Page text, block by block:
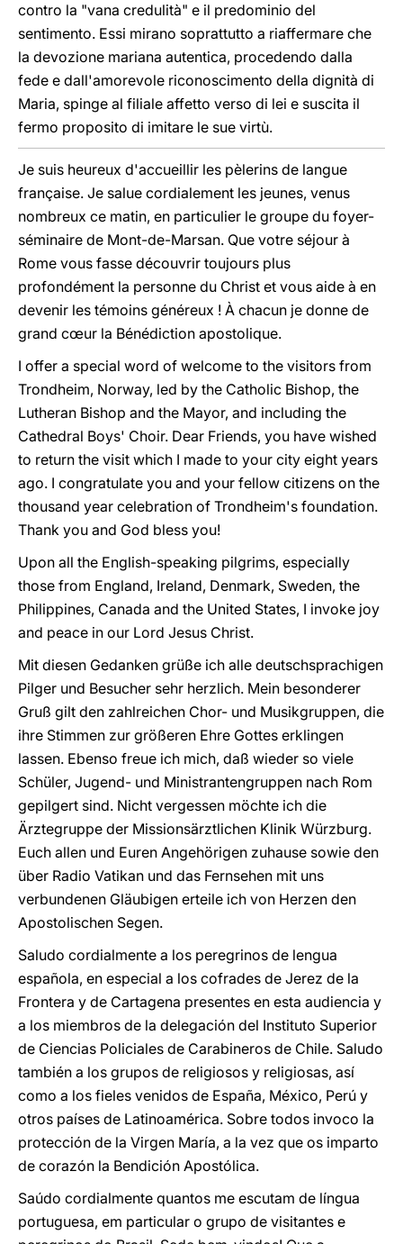
contro la "vana credulità" e il predominio del
sentimento. Essi mirano soprattutto a riaffermare che
la devozione mariana autentica, procedendo dalla
fede e dall'amorevole riconoscimento della dignità di
Maria, spinge al filiale affetto verso di lei e suscita il
fermo proposito di imitare le sue virtù.
Je suis heureux d'accueillir les pèlerins de langue
française. Je salue cordialement les jeunes, venus
nombreux ce matin, en particulier le groupe du foyer-
séminaire de Mont-de-Marsan. Que votre séjour à
Rome vous fasse découvrir toujours plus
profondément la personne du Christ et vous aide à en
devenir les témoins généreux ! À chacun je donne de
grand cœur la Bénédiction apostolique.
I offer a special word of welcome to the visitors from
Trondheim, Norway, led by the Catholic Bishop, the
Lutheran Bishop and the Mayor, and including the
Cathedral Boys' Choir. Dear Friends, you have wished
to return the visit which I made to your city eight years
ago. I congratulate you and your fellow citizens on the
thousand year celebration of Trondheim's foundation.
Thank you and God bless you!
Upon all the English-speaking pilgrims, especially
those from England, Ireland, Denmark, Sweden, the
Philippines, Canada and the United States, I invoke joy
and peace in our Lord Jesus Christ.
Mit diesen Gedanken grüße ich alle deutschsprachigen
Pilger und Besucher sehr herzlich. Mein besonderer
Gruß gilt den zahlreichen Chor- und Musikgruppen, die
ihre Stimmen zur größeren Ehre Gottes erklingen
lassen. Ebenso freue ich mich, daß wieder so viele
Schüler, Jugend- und Ministrantengruppen nach Rom
gepilgert sind. Nicht vergessen möchte ich die
Ärztegruppe der Missionsärztlichen Klinik Würzburg.
Euch allen und Euren Angehörigen zuhause sowie den
über Radio Vatikan und das Fernsehen mit uns
verbundenen Gläubigen erteile ich von Herzen den
Apostolischen Segen.
Saludo cordialmente a los peregrinos de lengua
española, en especial a los cofrades de Jerez de la
Frontera y de Cartagena presentes en esta audiencia y
a los miembros de la delegación del Instituto Superior
de Ciencias Policiales de Carabineros de Chile. Saludo
también a los grupos de religiosos y religiosas, así
como a los fieles venidos de España, México, Perú y
otros países de Latinoamérica. Sobre todos invoco la
protección de la Virgen María, a la vez que os imparto
de corazón la Bendición Apostólica.
Saúdo cordialmente quantos me escutam de língua
portuguesa, em particular o grupo de visitantes e